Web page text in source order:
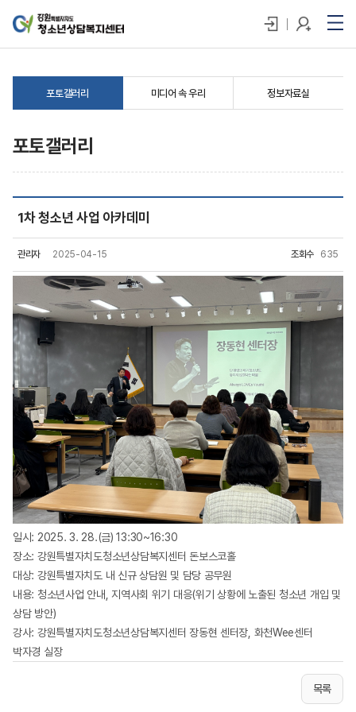
포토갤러리 미디어 속 우리 정보자료실
포토갤러리
1차 청소년 사업 아카데미
관리자 2025-04-15 조회수 635
일시: 2025. 3. 28.(금) 13:30~16:30
장소: 강원특별자치도청소년상담복지센터 돈보스코홀
대상: 강원특별자치도 내 신규 상담원 및 담당 공무원
내용: 청소년사업 안내, 지역사회 위기 대응(위기 상황에 노출된 청소년 개입 및
상담 방안)
강사: 강원특별자치도청소년상담복지센터 장동현 센터장, 화천Wee센터
박자경 실장
목록